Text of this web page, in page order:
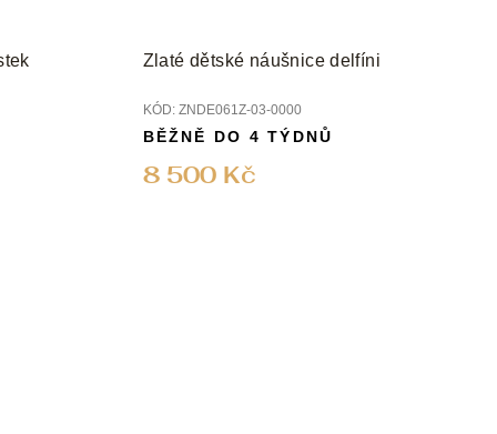
Zlaté dětské náušnice delfíni
KÓD: ZNDE061Z-03-0000
8 500 Kč
BĚŽNĚ DO 4 TÝDNŮ